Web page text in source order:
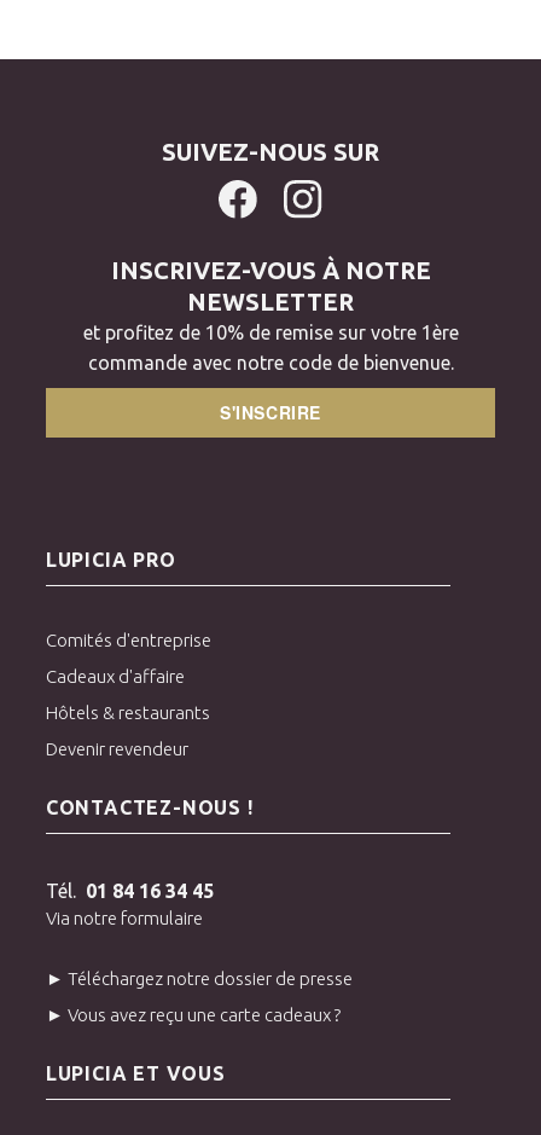
SUIVEZ-NOUS SUR
INSCRIVEZ-VOUS À NOTRE
NEWSLETTER
et profitez de 10% de remise sur votre 1ère
commande avec notre code de bienvenue.
S'INSCRIRE
LUPICIA PRO
Comités d'entreprise
Cadeaux d'affaire
Hôtels & restaurants
Devenir revendeur
CONTACTEZ-NOUS !
Tél. 01 84 16 34 45
Via notre formulaire
► Téléchargez notre dossier de presse
► Vous avez reçu une carte cadeaux ?
LUPICIA ET VOUS